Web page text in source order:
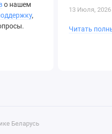
о нашем
,
быструю
13 Июля, 2026
Читать
Беларусь